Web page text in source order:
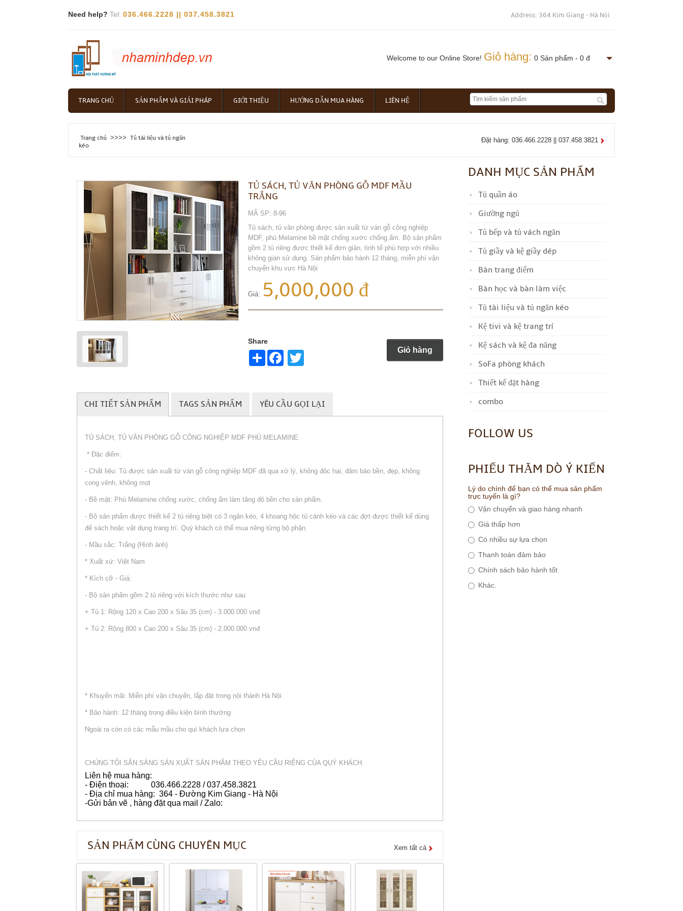
Need help? Tel:036.466.2228 || 037.458.3821 Address: 364 Kim Giang - Hà Nội
Welcome to our Online Store! Giỏ hàng: 0 Sản phẩm - 0 đ
TRANG CHỦ SẢN PHẨM VÀ GIẢI PHÁP GIỚI THIỆU HƯỚNG DẪN MUA HÀNG LIÊN HỆ
Trang chủ >>>> Tủ tài liệu và tủ ngăn
kéo
Đặt hàng: 036.466.2228 || 037.458.3821
TỦ SÁCH, TỦ VĂN PHÒNG GỖ MDF MẦU
TRẮNG
MÃ SP: 8-96
Tủ sách, tủ văn phòng được sản xuất từ ván gỗ công nghiệp
MDF, phủ Melamine bề mặt chống xước chống ẩm. Bộ sản phẩm
gồm 2 tủ riêng được thiết kế đơn giản, tinh tế phù hợp với nhiều
không gian sử dụng. Sản phẩm bảo hành 12 tháng, miễn phí vận
chuyển khu vực Hà Nội
Giá: 5,000,000 đ
Share
Share Giỏ hàng
CHI TIẾT SẢN PHẨM TAGS SẢN PHẨM YÊU CẦU GỌI LẠI
TỦ SÁCH, TỦ VĂN PHÒNG GỖ CÔNG NGHIỆP MDF PHỦ MELAMINE
* Đặc điểm:
- Chất liệu: Tủ được sản xuất từ ván gỗ công nghiệp MDF đã qua xử lý, không độc hại, đảm bảo bền, đẹp, không
cong vênh, không mọt
- Bề mặt: Phủ Melamine chống xước, chống ẩm làm tăng độ bền cho sản phẩm.
- Bộ sản phẩm được thiết kế 2 tủ riêng biệt có 3 ngăn kéo, 4 khoang hộc tủ cánh kéo và các đợt được thiết kế dùng
để sách hoặc vật dụng trang trí. Quý khách có thể mua riêng từng bộ phận.
- Mầu sắc: Trắng (Hình ảnh)
* Xuất xứ: Việt Nam
* Kích cỡ - Giá:
- Bộ sản phẩm gồm 2 tủ riêng với kích thước như sau
+ Tủ 1: Rộng 120 x Cao 200 x Sâu 35 (cm) - 3.000.000 vnđ
+ Tủ 2: Rộng 800 x Cao 200 x Sâu 35 (cm) - 2.000.000 vnđ
* Khuyến mãi: Miễn phí vận chuyển, lắp đặt trong nội thành Hà Nội
* Bảo hành: 12 tháng trong điều kiện bình thường
Ngoài ra còn có các mẫu mầu cho quí khách lựa chọn
CHÚNG TÔI SẴN SÀNG SẢN XUẤT SẢN PHẨM THEO YÊU CẦU RIÊNG CỦA QUÝ KHÁCH.
Liên hệ mua hàng:
- Điện thoại: 036.466.2228 / 037.458.3821
- Địa chỉ mua hàng: 364 - Đường Kim Giang - Hà Nội
-Gửi bản vẽ , hàng đặt qua mail / Zalo:
SẢN PHẨM CÙNG CHUYÊN MỤC Xem tất cả
DANH MỤC SẢN PHẨM
Tủ quần áo
Giường ngủ
Tủ bếp và tủ vách ngăn
Tủ giầy và kệ giầy dép
Bàn trang điểm
Bàn học và bàn làm việc
Tủ tài liệu và tủ ngăn kéo
Kệ tivi và kệ trang trí
Kệ sách và kệ đa năng
SoFa phòng khách
Thiết kế đặt hàng
combo
FOLLOW US
PHIẾU THĂM DÒ Ý KIẾN
Lý do chính để bạn có thể mua sản phẩm
trực tuyến là gì?
Vận chuyển và giao hàng nhanh
Giá thấp hơn
Có nhiều sự lựa chọn
Thanh toán đảm bảo
Chính sách bảo hành tốt
Khác.